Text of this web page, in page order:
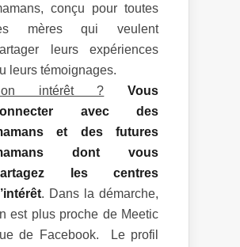
conçu pour toutes
mères qui veulent
leurs expériences
leurs témoignages.
intérêt ?
Vous
avec des
et des futures
dont vous
les centres
. Dans la démarche,
est plus proche de Meetic
de Facebook. Le profil